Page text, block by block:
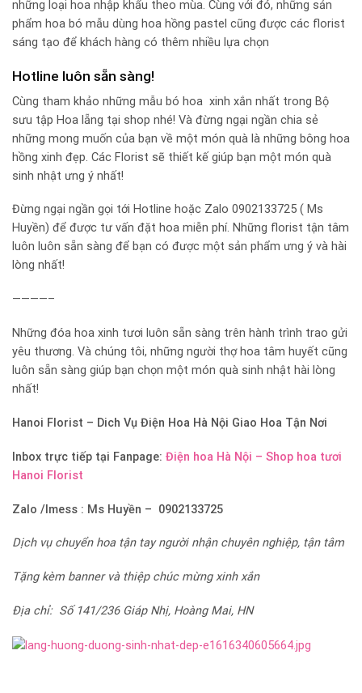
những loại hoa nhập khẩu theo mùa. Cùng với đó, những sản
phẩm hoa bó mẫu dùng hoa hồng pastel cũng được các florist
sáng tạo để khách hàng có thêm nhiều lựa chọn
Hotline luôn sẵn sàng!
Cùng tham khảo những mẫu bó hoa xinh xắn nhất trong Bộ
sưu tập Hoa lẵng tại shop nhé! Và đừng ngại ngần chia sẻ
những mong muốn của bạn về một món quà là những bông hoa
hồng xinh đẹp. Các Florist sẽ thiết kế giúp bạn một món quà
sinh nhật ưng ý nhất!
Đừng ngại ngần gọi tới Hotline hoặc Zalo 0902133725 ( Ms
Huyền) để được tư vấn đặt hoa miễn phí. Những florist tận tâm
luôn luôn sẵn sàng để bạn có được một sản phẩm ưng ý và hài
lòng nhất!
————–
Những đóa hoa xinh tươi luôn sẵn sàng trên hành trình trao gửi
yêu thương. Và chúng tôi, những người thợ hoa tâm huyết cũng
luôn sẵn sàng giúp bạn chọn một món quà sinh nhật hài lòng
nhất!
Hanoi Florist – Dich Vụ Điện Hoa Hà Nội Giao Hoa Tận Nơi
Inbox trực tiếp tại Fanpage: Điện hoa Hà Nội – Shop hoa tươi
Hanoi Florist
Zalo /Imess : Ms Huyền – 0902133725
Dịch vụ chuyển hoa tận tay người nhận chuyên nghiệp, tận tâm
Tặng kèm banner và thiệp chúc mừng xinh xắn
Địa chỉ: Số 141/236 Giáp Nhị, Hoàng Mai, HN